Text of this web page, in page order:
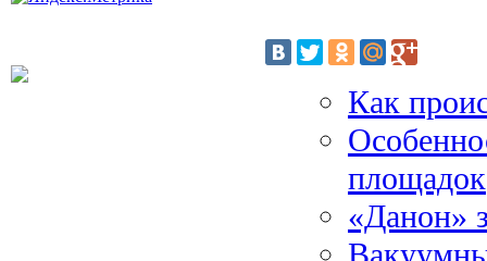
Как
площадок
«Данон»